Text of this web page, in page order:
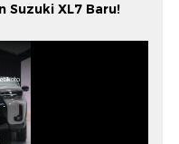
Suzuki XL7 Baru!